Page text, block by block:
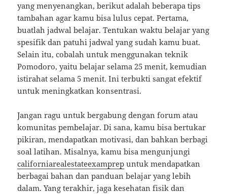
yang menyenangkan, berikut adalah beberapa tips
tambahan agar kamu bisa lulus cepat. Pertama,
buatlah jadwal belajar. Tentukan waktu belajar yang
spesifik dan patuhi jadwal yang sudah kamu buat.
Selain itu, cobalah untuk menggunakan teknik
Pomodoro, yaitu belajar selama 25 menit, kemudian
istirahat selama 5 menit. Ini terbukti sangat efektif
untuk meningkatkan konsentrasi.
Jangan ragu untuk bergabung dengan forum atau
komunitas pembelajar. Di sana, kamu bisa bertukar
pikiran, mendapatkan motivasi, dan bahkan berbagi
soal latihan. Misalnya, kamu bisa mengunjungi
californiarealestateexamprep untuk mendapatkan
berbagai bahan dan panduan belajar yang lebih
dalam. Yang terakhir, jaga kesehatan fisik dan